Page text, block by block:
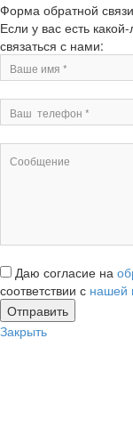
Форма обратной связи
Если у вас есть
связаться с нами:
Даю согласие на
соответствии с нашей
Закрыть